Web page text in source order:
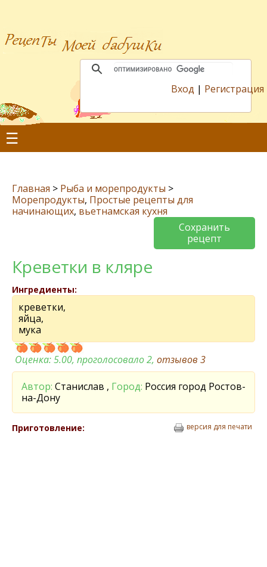
Вход | Регистрация
☰
Главная > Рыба и морепродукты >
Морепродукты, Простые рецепты для
начинающих, вьетнамская кухня
Сохранить
рецепт
Креветки в кляре
Ингредиенты:
креветки,
яйца,
мука
Оценка:5.00, проголосовало 2, отзывов 3
Автор: Станислав , Город: Россия город Ростов-
на-Дону
Приготовление: версия для печати